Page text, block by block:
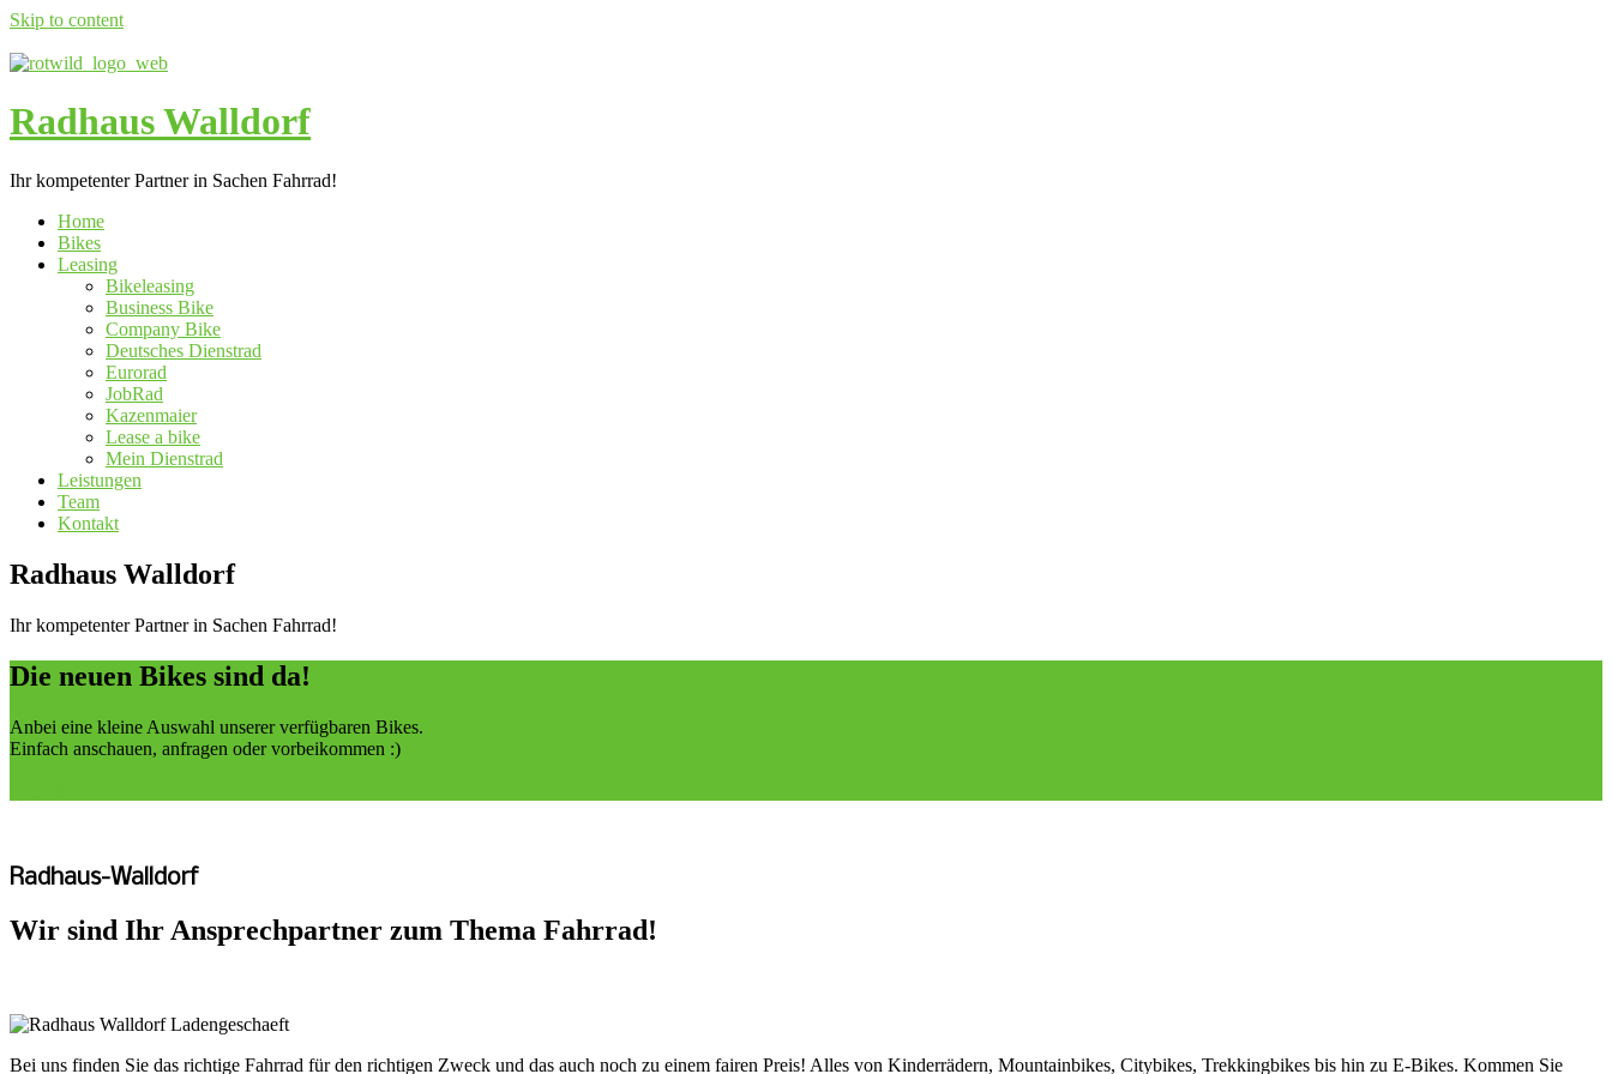
Skip to content
Radhaus Walldorf
Ihr kompetenter Partner in Sachen Fahrrad!
Home
Bikes
Leasing
Bikeleasing
Business Bike
Company Bike
Deutsches Dienstrad
Eurorad
JobRad
Kazenmaier
Lease a bike
Mein Dienstrad
Leistungen
Team
Kontakt
Radhaus Walldorf
Ihr kompetenter Partner in Sachen Fahrrad!
Die neuen Bikes sind da!
Anbei eine kleine Auswahl unserer verfügbaren Bikes.
Einfach anschauen, anfragen oder vorbeikommen :)
Radhaus-Walldorf
Wir sind Ihr Ansprechpartner zum Thema Fahrrad!
Bei uns finden Sie das richtige Fahrrad für den richtigen Zweck und das auch noch zu einem fairen Preis! Alles von Kinderrädern, Mountainbikes, Citybikes, Trekkingbikes bis hin zu E-Bikes. Kommen Sie